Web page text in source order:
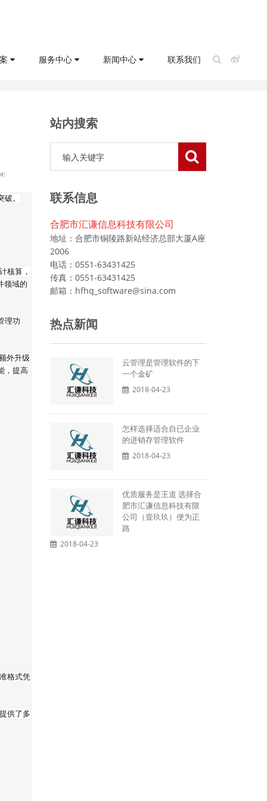
服务中心 新闻中心 联系我们
当前位置：首页 >>主营产品 >>金蝶软件
。
核算，
领域的
理功
外升级
，提高
格式凭
供了多
站内搜索
联系信息
合肥市汇谦信息科技有限公司
地址：合肥市铜陵路新站经济总部大厦A座
2006
电话：0551-63431425
传真：0551-63431425
邮箱：hfhq_software@sina.com
热点新闻
云管理是管理软件的下
一个金矿
2018-04-23
怎样选择适合自已企业
的进销存管理软件
2018-04-23
优质服务是王道 选择合
肥市汇谦信息科技有限
公司（壹玖玖）便为正
路
2018-04-23